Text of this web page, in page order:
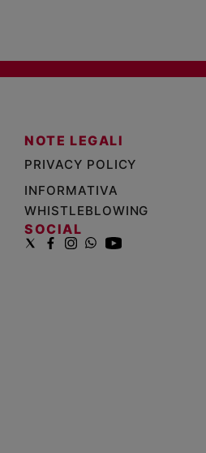
NOTE LEGALI
PRIVACY POLICY
INFORMATIVA
WHISTLEBLOWING
SOCIAL